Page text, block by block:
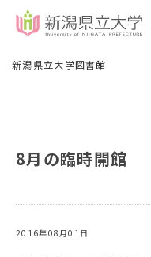
新潟県立大学図書館
8月の臨時開館
2016年08月01日